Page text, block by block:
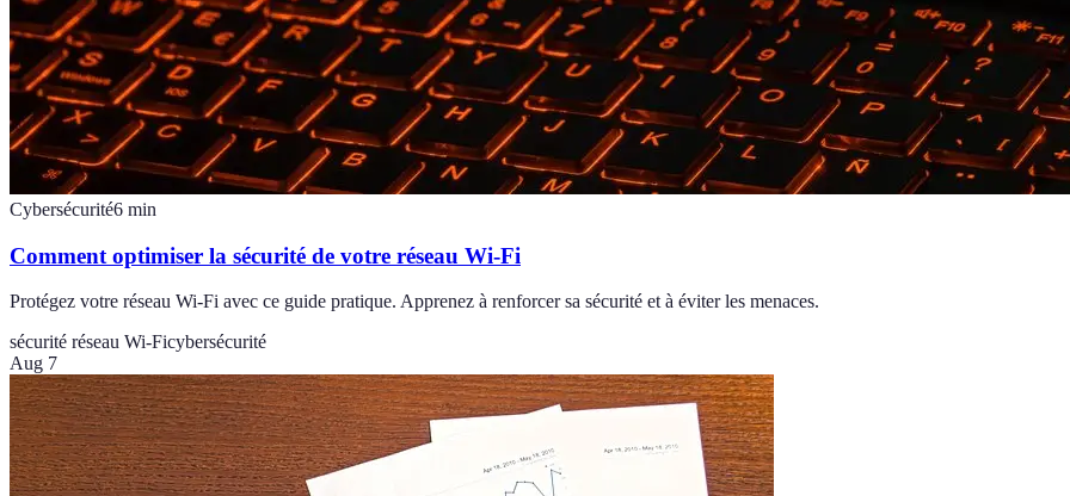
Cybersécurité6 min
Comment optimiser la sécurité de votre réseau Wi-Fi
Protégez votre réseau Wi-Fi avec ce guide pratique. Apprenez à renforcer sa sécurité et à éviter les menaces.
sécurité réseau Wi-Ficybersécurité
Aug 7